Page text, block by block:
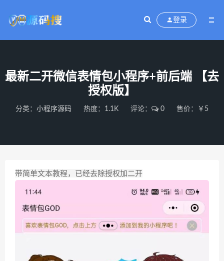
登录
最新二开微信表情包小程序+前后端 【去
授权版】
分类： 小程序源码 热度：1.1K 评论： 0 售价：￥5
带简单文本教程，已经去除授权加二开